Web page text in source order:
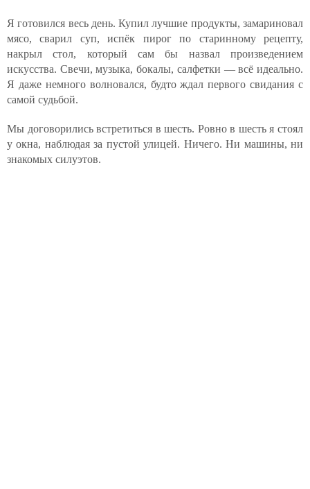
Я готовился весь день. Купил лучшие продукты, замариновал
мясо, сварил суп, испёк пирог по старинному рецепту,
накрыл стол, который сам бы назвал произведением
искусства. Свечи, музыка, бокалы, салфетки — всё идеально.
Я даже немного волновался, будто ждал первого свидания с
самой судьбой.
Мы договорились встретиться в шесть. Ровно в шесть я стоял
у окна, наблюдая за пустой улицей. Ничего. Ни машины, ни
знакомых силуэтов.